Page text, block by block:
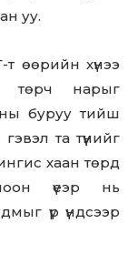
уу.
өөрийн хүнээ
төрч нарыг
буруу тийш
та түүнийг
хаан төрд
үеэр нь
үр үндсээр